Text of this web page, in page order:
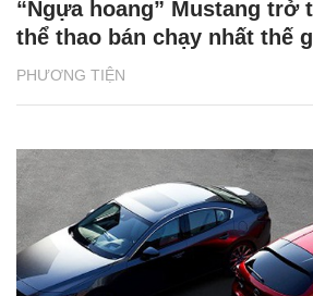
PHƯƠNG TIỆN
“Ngựa hoang” Mustang trở
thể thao bán chạy nhất thế